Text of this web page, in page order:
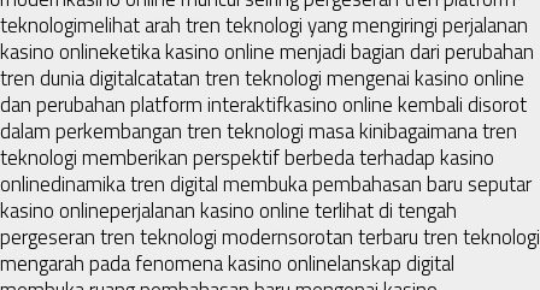
teknologimelihat arah tren teknologi yang mengiringi perjalanan
kasino onlineketika kasino online menjadi bagian dari perubahan
tren dunia digitalcatatan tren teknologi mengenai kasino online
dan perubahan platform interaktifkasino online kembali disorot
dalam perkembangan tren teknologi masa kinibagaimana tren
teknologi memberikan perspektif berbeda terhadap kasino
onlinedinamika tren digital membuka pembahasan baru seputar
kasino onlineperjalanan kasino online terlihat di tengah
pergeseran tren teknologi modernsorotan terbaru tren teknologi
mengarah pada fenomena kasino onlinelanskap digital